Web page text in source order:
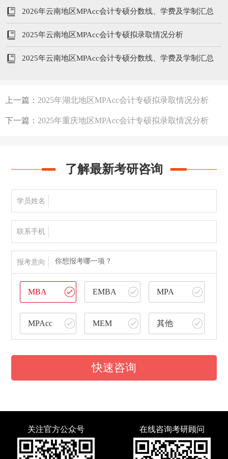
2026年云南地区MPAcc会计专硕分数线、学费及学制汇总
2025年云南地区MPAcc会计专硕拟录取情况分析
2025年云南地区MPAcc会计专硕分数线、学费及学制汇总
上一篇： 2025年湖北地区MPAcc会计专硕拟录取情况分析
下一篇： 2025年重庆地区MPAcc会计专硕拟录取情况分析
了解最新考研咨询
学员姓名
联系手机
报考意向 你想报考哪一项？
MBA EMBA MPA
MPAcc MEM 其他
快速咨询
关注官方公众号 在线咨询考研顾问